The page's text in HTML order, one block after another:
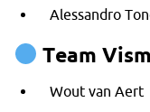
Alessandro
Team
Wout van Aert